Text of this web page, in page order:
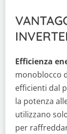
Efficienza
monoblocco
efficienti dal
la potenza
utilizzano
per